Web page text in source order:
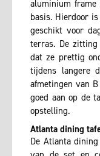
aluminium
basis. Hierdoor
geschikt voor
terras. De
dat ze prettig
tijdens langere
afmetingen van
goed aan op de
opstelling.
Atlanta dining
De Atlanta